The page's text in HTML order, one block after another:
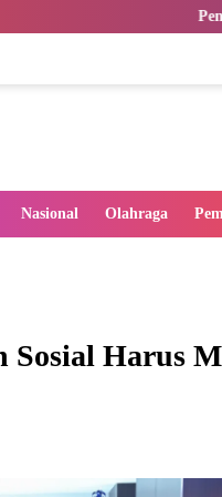
Penguatan Kompetensi
Nasional Olahraga
Sosial Harus